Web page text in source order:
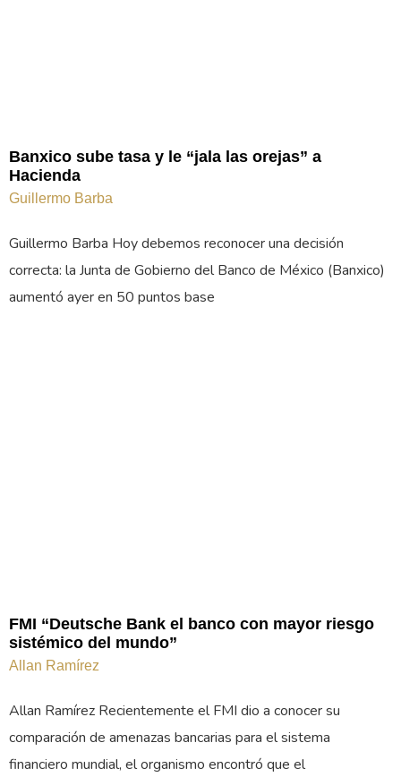
Banxico sube tasa y le “jala las orejas” a
Hacienda
Guillermo Barba
Guillermo Barba Hoy debemos reconocer una decisión
correcta: la Junta de Gobierno del Banco de México (Banxico)
aumentó ayer en 50 puntos base
FMI “Deutsche Bank el banco con mayor riesgo
sistémico del mundo”
Allan Ramírez
Allan Ramírez Recientemente el FMI dio a conocer su
comparación de amenazas bancarias para el sistema
financiero mundial, el organismo encontró que el